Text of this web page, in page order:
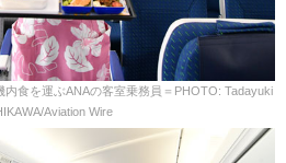
食を運ぶANAの客室乗務員＝PHOTO: Tadayuki
Aviation Wire